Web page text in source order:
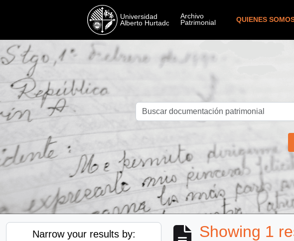
QUIENES
Narrow your results by: Showing 1